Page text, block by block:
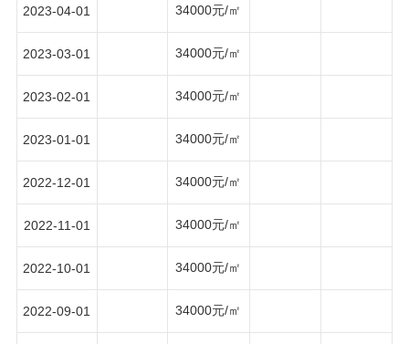
2023-04-01 34000元/㎡
2023-03-01 34000元/㎡
2023-02-01 34000元/㎡
2023-01-01 34000元/㎡
2022-12-01 34000元/㎡
2022-11-01 34000元/㎡
2022-10-01 34000元/㎡
2022-09-01 34000元/㎡